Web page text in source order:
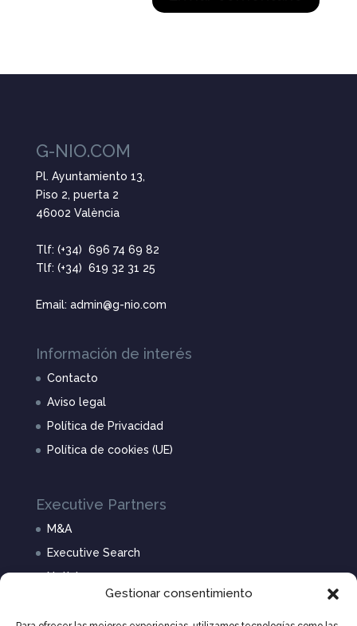
Gestionar consentimiento
G-NIO.COM
Pl. Ayuntamiento 13,
Piso 2, puerta 2
46002 València
Tlf: (+34) 696 74 69 82
Tlf: (+34) 619 32 31 25
Email: admin@g-nio.com
Información de interés
Contacto
Aviso legal
Política de Privacidad
Política de cookies (UE)
Executive Partners
M&A
Executive Search
Noticias